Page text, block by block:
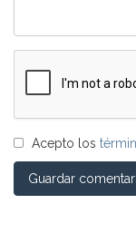
Acepto los
Guardar